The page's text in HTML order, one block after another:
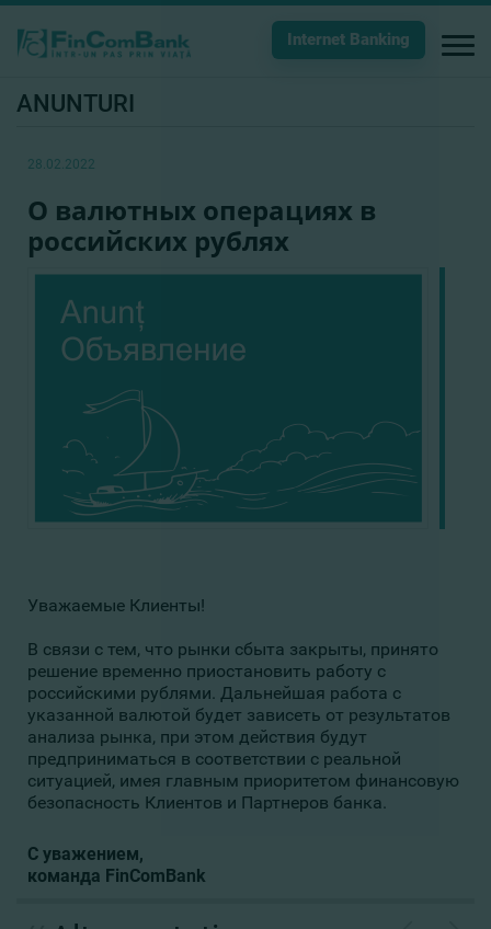
Internet Banking
ANUNTURI
28.02.2022
О валютных операциях в
российских рублях
Уважаемые Клиенты!
В связи с тем, что рынки сбыта закрыты, принято
решение временно приостановить работу с
российскими рублями. Дальнейшая работа с
указанной валютой будет зависеть от результатов
анализа рынка, при этом действия будут
предприниматься в соответствии с реальной
ситуацией, имея главным приоритетом финансовую
безопасность Клиентов и Партнеров банка.
С уважением,
команда FinComBank